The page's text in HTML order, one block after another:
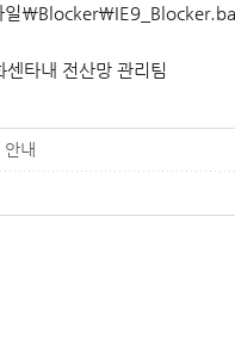
타내 전산망 관리팀
내